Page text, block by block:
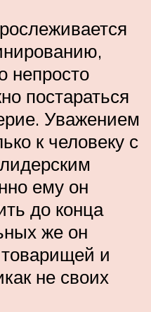
непросто
постараться
Уважением
к человеку с
ему он
до конца
же он
и
не своих